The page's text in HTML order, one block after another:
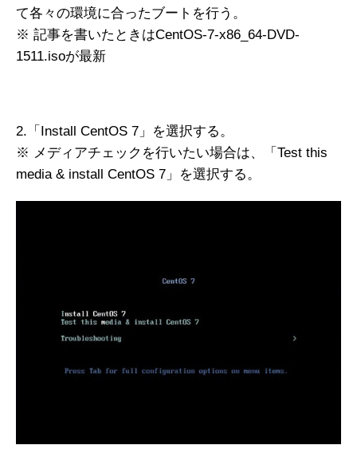
て各々の環境に合ったブートを行う。
※ 記事を書いたときはCentOS-7-x86_64-DVD-
1511.isoが最新
2.「Install CentOS 7」を選択する。
※ メディアチェックを行いたい場合は、「Test this
media & install CentOS 7」を選択する。